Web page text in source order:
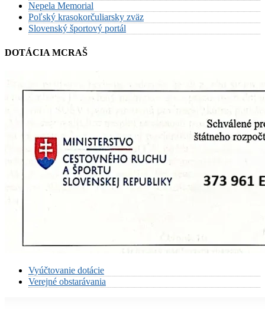
Nepela Memorial
Poľský krasokorčuliarsky zväz
Slovenský športový portál
DOTÁCIA MCRAŠ
Vyúčtovanie dotácie
Verejné obstarávania